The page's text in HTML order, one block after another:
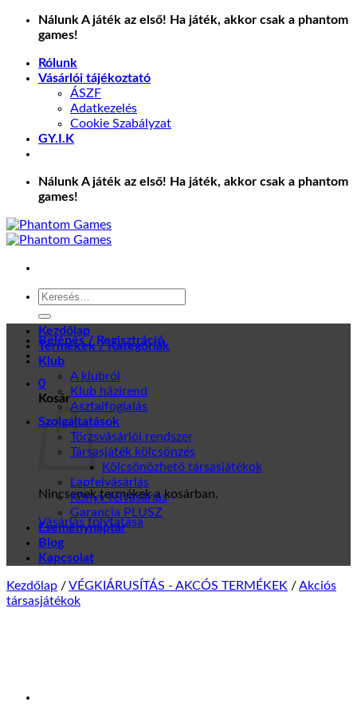
Skip
Nálunk A játék az első! Ha játék, akkor csak a phantom
games!
Rólunk
Vásárlói tájékoztató
ÁSZF
Adatkezelés
Cookie Szabályzat
GY.I.K
Nálunk A játék az első! Ha játék, akkor csak a phantom
games!
Keresés
következőre:
Belépés / Regisztráció
0
Kosár
Nincsenek termékek a kosárban.
Vásárlás folytatása
Kezdőlap
Termékek / Kategóriák
Klub
A klubról
Klub házirend
Asztalfoglalás
Szolgáltatások
Törzsvásárlói rendszer
Társasjáték kölcsönzés
Kölcsönözhető társasjátékok
Lapfelvásárlás
Könyv felvásárlás
Garancia PLUSZ
Eseménynaptár
Blog
Kapcsolat
Kezdőlap /VÉGKIÁRUSÍTÁS - AKCÓS TERMÉKEK /Akciós
társasjátékok